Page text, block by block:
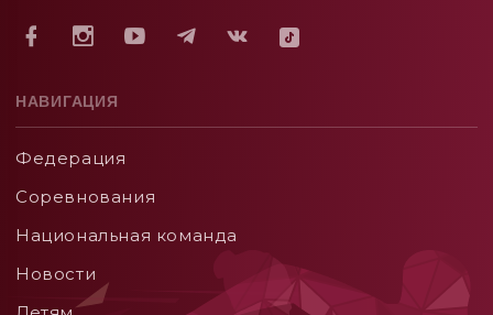
НАВИГАЦИЯ
Федерация
Соревнования
Национальная команда
Новости